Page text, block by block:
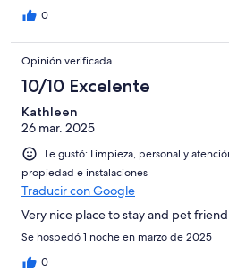
0
Opinión verificada
10/10 Excelente
Kathleen
26 mar. 2025
Le gustó: Limpieza, personal y
propiedad e instalaciones
Traducir con Google
Very nice place to stay and pet
Se hospedó 1 noche en marzo de 2025
0